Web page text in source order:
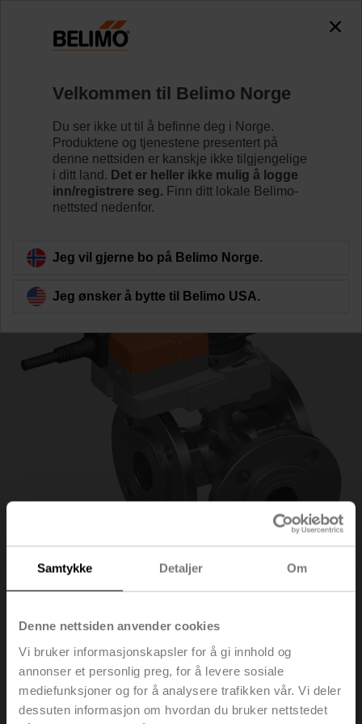
Samtykke Detaljer Om
Denne nettsiden anvender cookies
Vi bruker informasjonskapsler for å gi innhold og
annonser et personlig preg, for å levere sosiale
mediefunksjoner og for å analysere trafikken vår. Vi deler
dessuten informasjon om hvordan du bruker nettstedet
R7040R-B3+NR24A-MP
Lær mer
Tilbake til produktkategori
R7040R-B3+NR24A-
MP
Velkommen til Belimo Norge
Du ser ikke ut til å befinne deg i Norge.
Produktene og tjenestene presentert på
denne nettsiden er kanskje ikke tilgjengelige
i ditt land. Det er heller ikke mulig å logge
inn/registrere seg. Finn ditt lokale Belimo-
nettsted nedenfor.
Jeg vil gjerne bo på Belimo Norge.
Jeg ønsker å bytte til Belimo USA.